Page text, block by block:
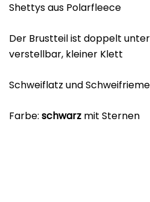
Shettys aus Polarfleece
Der Brustteil ist doppelt
verstellbar, kleiner Klett
Schweiflatz und
Farbe: schwarz mit Sternen